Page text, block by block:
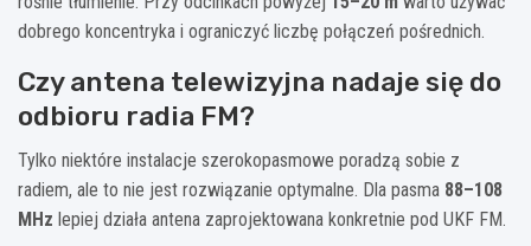
dobrego koncentryka i ograniczyć liczbę połączeń pośrednich.
Czy antena telewizyjna nadaje się do
odbioru radia FM?
Tylko niektóre instalacje szerokopasmowe poradzą sobie z
radiem, ale to nie jest rozwiązanie optymalne. Dla pasma 88–108
MHz lepiej działa antena zaprojektowana konkretnie pod UKF FM.